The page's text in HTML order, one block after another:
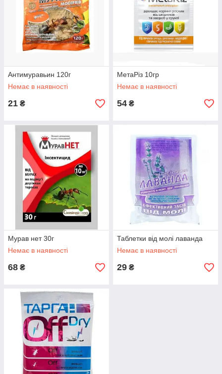
Антимуравьин 120г
Немає в наявності
21 ₴
МетаРіз 10гр
Немає в наявності
54 ₴
Мурав нет 30г
Немає в наявності
68 ₴
Таблетки від молі лаванда
Немає в наявності
29 ₴